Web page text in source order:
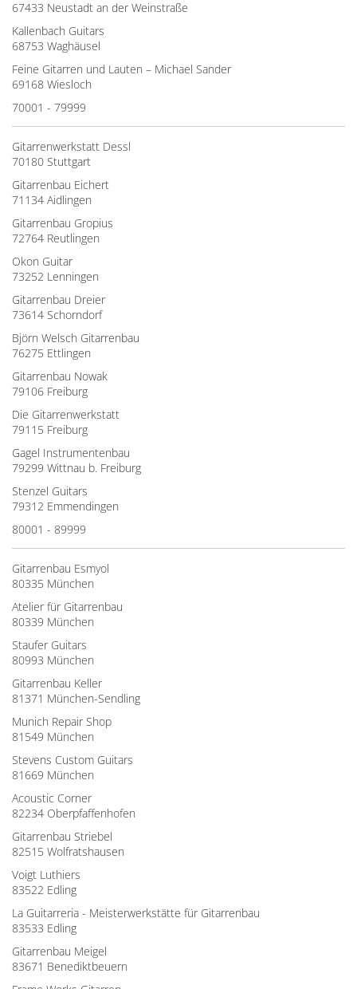
67433 Neustadt an der Weinstraße
Kallenbach Guitars
68753 Waghäusel
Feine Gitarren und Lauten – Michael Sander
69168 Wiesloch
70001 - 79999
Gitarrenwerkstatt Dessl
70180 Stuttgart
Gitarrenbau Eichert
71134 Aidlingen
Gitarrenbau Gropius
72764 Reutlingen
Okon Guitar
73252 Lenningen
Gitarrenbau Dreier
73614 Schorndorf
Björn Welsch Gitarrenbau
76275 Ettlingen
Gitarrenbau Nowak
79106 Freiburg
Die Gitarrenwerkstatt
79115 Freiburg
Gagel Instrumentenbau
79299 Wittnau b. Freiburg
Stenzel Guitars
79312 Emmendingen
80001 - 89999
Gitarrenbau Esmyol
80335 München
Atelier für Gitarrenbau
80339 München
Staufer Guitars
80993 München
Gitarrenbau Keller
81371 München-Sendling
Munich Repair Shop
81549 München
Stevens Custom Guitars
81669 München
Acoustic Corner
82234 Oberpfaffenhofen
Gitarrenbau Striebel
82515 Wolfratshausen
Voigt Luthiers
83522 Edling
La Guitarreria - Meisterwerkstätte für Gitarrenbau
83533 Edling
Gitarrenbau Meigel
83671 Benediktbeuern